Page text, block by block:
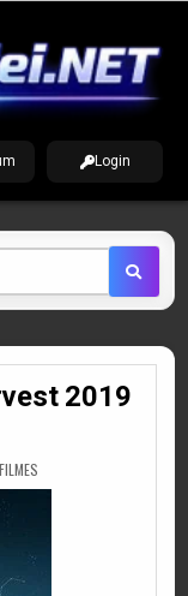
Login
2019
POSTED
IN
FILMES